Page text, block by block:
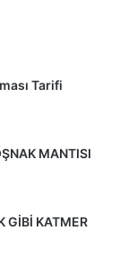
Tarifi
MANTISI
GİBİ KATMER